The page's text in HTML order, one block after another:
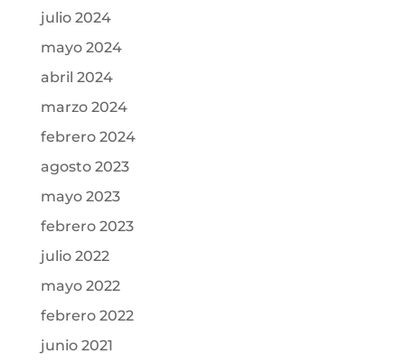
julio 2024
mayo 2024
abril 2024
marzo 2024
febrero 2024
agosto 2023
mayo 2023
febrero 2023
julio 2022
mayo 2022
febrero 2022
junio 2021